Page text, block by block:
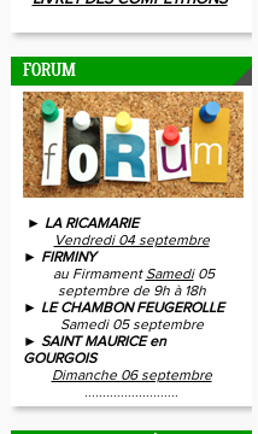
FORUM
► LA RICAMARIE
Vendredi 04 septembre
► FIRMINY
au Firmament Samedi05
septembre de 9h à 18h
► LE CHAMBON FEUGEROLLE
Samedi 05 septembre
► SAINT MAURICE en
GOURGOIS
Dimanche 06 septembre
..........................